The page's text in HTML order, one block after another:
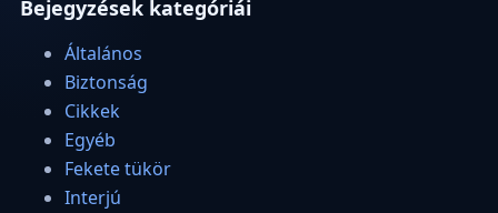
Bejegyzések kategóriái
Általános
Biztonság
Cikkek
Egyéb
Fekete tükör
Interjú